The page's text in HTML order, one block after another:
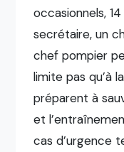
occasionnels,
secrétaire, un
chef pompier
limite pas qu’à
préparent à
et
cas d’urgence